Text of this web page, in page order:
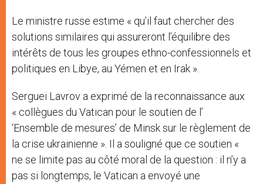
Le ministre russe estime « qu’il faut chercher des
solutions similaires qui assureront l’équilibre des
intérêts de tous les groupes ethno-confessionnels et
politiques en Libye, au Yémen et en Irak ».
Serguei Lavrov a exprimé de la reconnaissance aux
« collègues du Vatican pour le soutien de l’
‘Ensemble de mesures’ de Minsk sur le règlement de
la crise ukrainienne ». Il a souligné que ce soutien «
ne se limite pas au côté moral de la question : il n’y a
pas si longtemps, le Vatican a envoyé une